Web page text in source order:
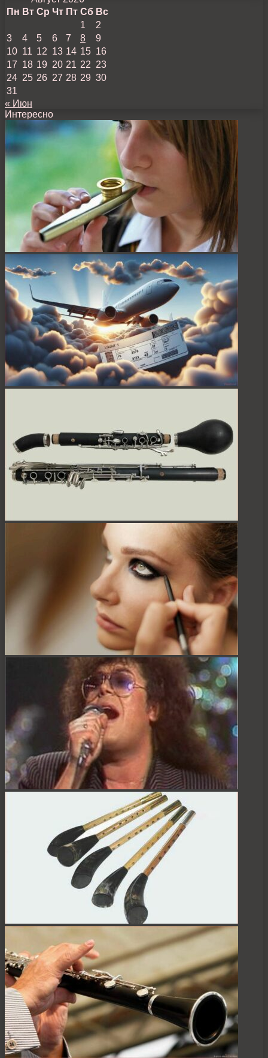
Пн Вт Ср Чт Пт Сб Вс
1
2
3
4 5 6 7 8
9
10 11 12 13 14 15 16
17 18 19 20 21 22 23
24 25 26 27 28 29 30
31
« Июн
Интересно